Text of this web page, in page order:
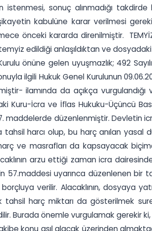
sonuç alınmadığı
kabulüne karar verilmesi
önceki kararda direnilmiştir. TEMYİZ
edildiği anlaşıldıktan ve
önüne gelen uyuşmazlık; 492
ilgili Hukuk Genel Kurulunun
ilamında da açıkça
Kuru-İcra ve İflas Hukuku-Üçüncü
maddelerde düzenlenmiştir. Devletin
harcı olup, bu harç anılan yasal
ve masrafları da kapsayacak
arzu ettiği zaman icra
57.maddesi uyarınca düzenlenen
verilir. Alacaklının, dosyaya
harç miktarı da gösterilmek
Burada önemle vurgulamak gerekir
konu asıl alacak üzerinden